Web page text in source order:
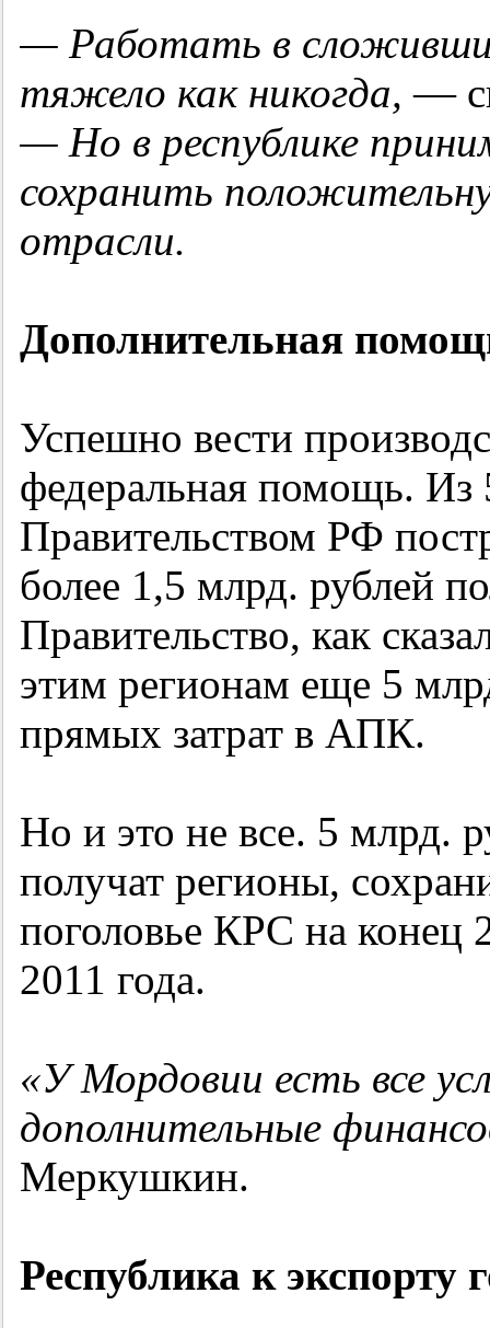
— Работать в
тяжело как никогда, —
— Но в республике
сохранить
отрасли.
Дополнительная
Успешно вести
федеральная помощь.
Правительством РФ
более 1,5 млрд. рублей
Правительство, как
этим регионам еще 5
прямых затрат в АПК.
Но и это не все. 5 млрд.
получат регионы,
поголовье КРС на конец
2011 года.
«У Мордовии есть все
дополнительные
Меркушкин.
Республика к экспорту